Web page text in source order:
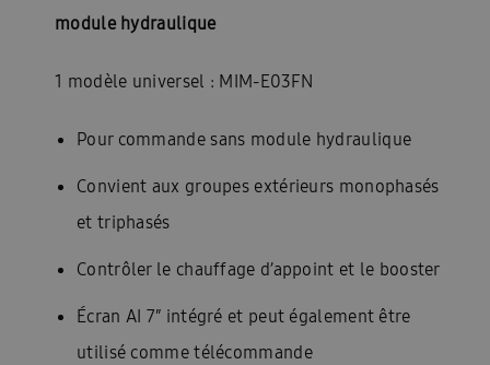
module hydraulique
1 modèle universel : MIM-E03FN
Pour commande sans module hydraulique
Convient aux groupes extérieurs monophasés
et triphasés
Contrôler le chauffage d’appoint et le booster
Écran AI 7″ intégré et peut également être
utilisé comme télécommande